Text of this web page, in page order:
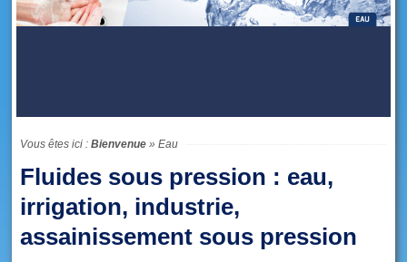
Vous êtes ici :Bienvenue »Eau
Fluides sous pression : eau,
irrigation, industrie,
assainissement sous pression